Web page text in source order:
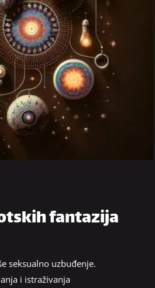
fantazija
seksualno uzbuđenje.
i istraživanja